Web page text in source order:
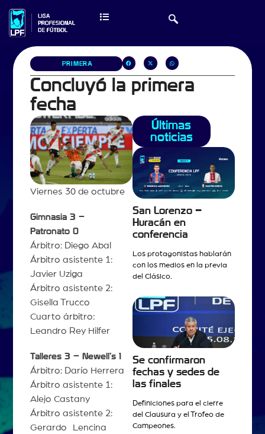
PRIMERA
Concluyó la primera
fecha
Viernes 30 de octubre
Gimnasia 3 –
Patronato0
Árbitro: Diego Abal
Árbitro asistente 1:
Javier Uziga
Árbitro asistente 2:
Gisella Trucco
Cuarto árbitro:
Leandro Rey Hilfer
Talleres 3 – Newell’s 1
Árbitro: Darío Herrera
Árbitro asistente 1:
Alejo Castany
Árbitro asistente 2:
Gerardo Lencina
Últimas
noticias
San Lorenzo –
Huracán en
conferencia
Los protagonistas hablarán
con los medios en la previa
del Clásico.
Se confirmaron
fechas y sedes de
las finales
Definiciones para el cierre
del Clausura y el Trofeo de
Campeones.